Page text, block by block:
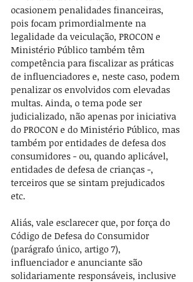
ocasionem penalidades financeiras,
pois focam primordialmente na
legalidade da veiculação, PROCON e
Ministério Público também têm
competência para fiscalizar as práticas
de influenciadores e, neste caso, podem
penalizar os envolvidos com elevadas
multas. Ainda, o tema pode ser
judicializado, não apenas por iniciativa
do PROCON e do Ministério Público, mas
também por entidades de defesa dos
consumidores - ou, quando aplicável,
entidades de defesa de crianças -,
terceiros que se sintam prejudicados
etc.
Aliás, vale esclarecer que, por força do
Código de Defesa do Consumidor
(parágrafo único, artigo 7),
influenciador e anunciante são
solidariamente responsáveis, inclusive